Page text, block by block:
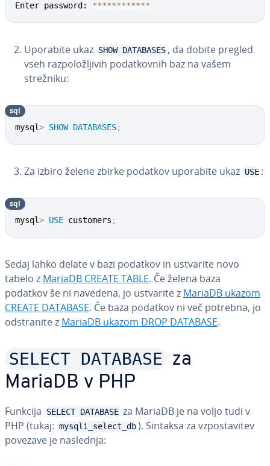
Enter password: ************
Uporabite ukaz SHOW DATABASES , da dobite pregled
vseh raz­po­lo­žlji­vih po­dat­kov­nih baz na vašem
strežniku:
mysql> SHOW DATABASES;
sql
Za izbiro želene zbirke podatkov uporabite ukaz USE :
mysql> USE customers ;
sql
Sedaj lahko delate v bazi podatkov in ustvarite novo
tabelo z MariaDB CREATE TABLE. Če želena baza
podatkov še ni navedena, jo ustvarite z MariaDB ukazom
CREATE DATABASE. Če baza podatkov ni več potrebna, jo
od­stra­ni­te z MariaDB ukazom DROP DATABASE.
SELECT DATABASE za
MariaDB v PHP
Funkcija SELECT DATABASE za MariaDB je na voljo tudi v
PHP (tukaj: mysqli_select_db ). Sintaksa za vzpo­sta­vi­tev
povezave je naslednja: